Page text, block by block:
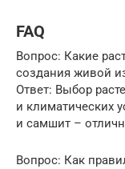
FAQ
Вопрос: Какие
создания живой
Ответ: Выбор
и климатических
и самшит –
Вопрос: Как